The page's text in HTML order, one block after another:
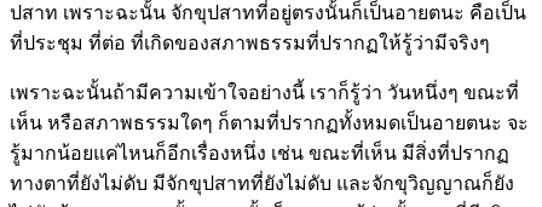
ปสาท เพราะฉะนั้น จักขุปสาทที่อยู่ตรงนั้นก็เป็นอายตนะ คือเป็น
ที่ประชุม ที่ต่อ ที่เกิดของสภาพธรรมที่ปรากฏให้รู้ว่ามีจริงๆ
เพราะฉะนั้นถ้ามีความเข้าใจอย่างนี้ เราก็รู้ว่า วันหนึ่งๆ ขณะที่
เห็น หรือสภาพธรรมใดๆ ก็ตามที่ปรากฏทั้งหมดเป็นอายตนะ จะ
รู้มากน้อยแค่ไหนก็อีกเรื่องหนึ่ง เช่น ขณะที่เห็น มีสิ่งที่ปรากฏ
ทางตาที่ยังไม่ดับ มีจักขุปสาทที่ยังไม่ดับ และจักขุวิญญาณก็ยัง